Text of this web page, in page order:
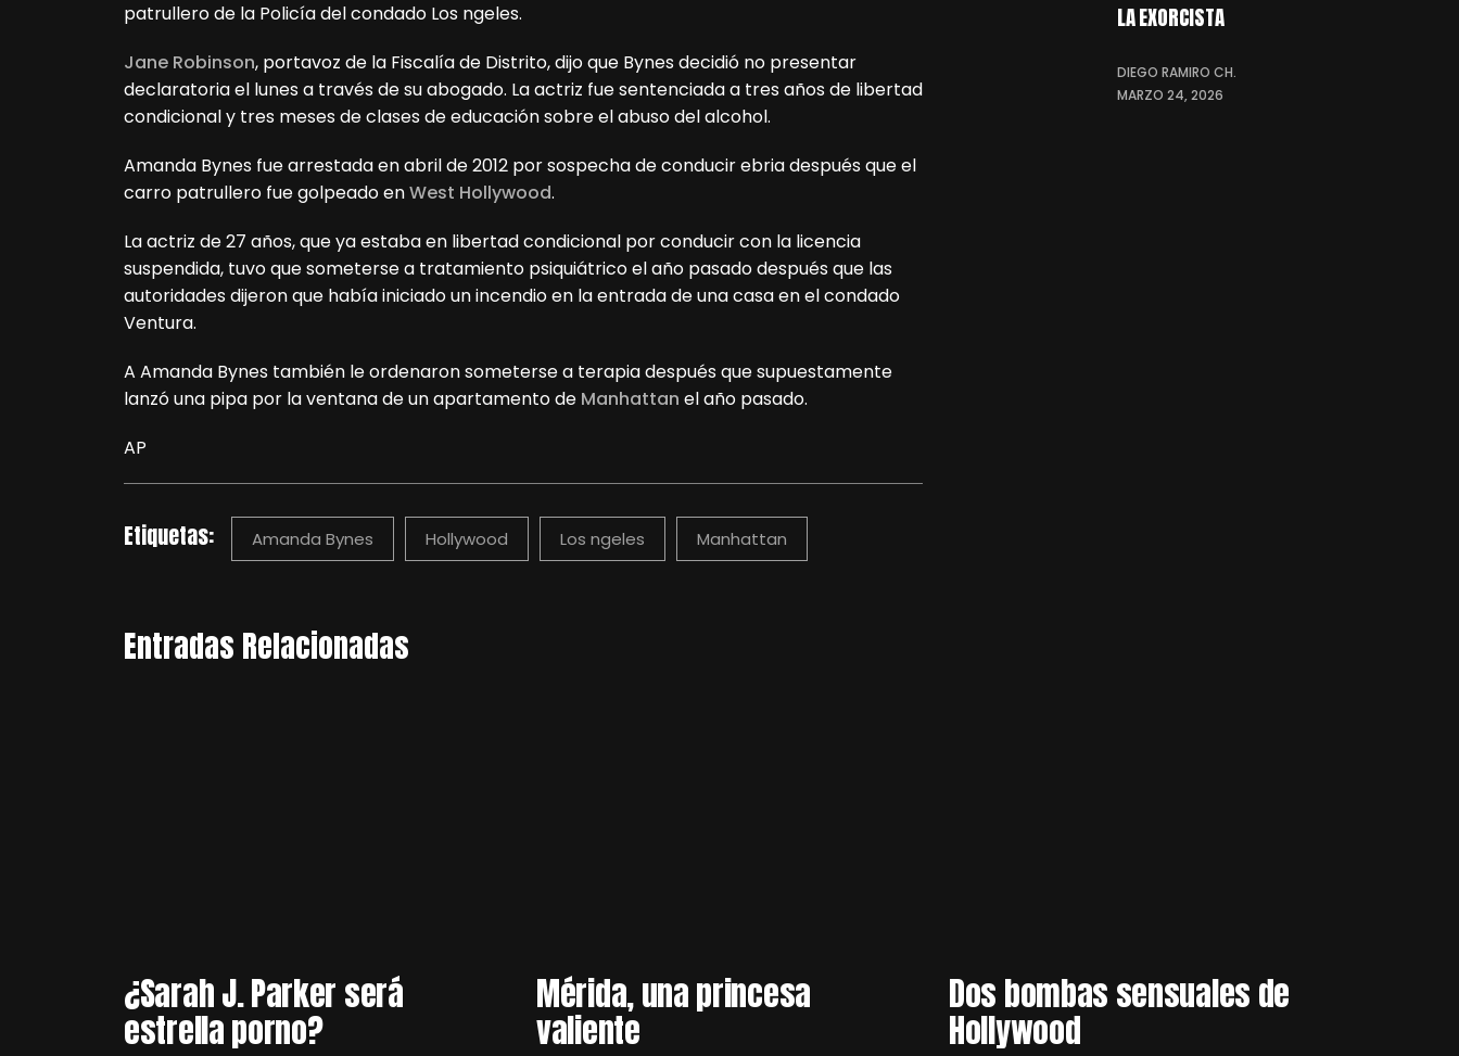
patrullero de la Policía del condado Los ngeles.
Jane Robinson, portavoz de la Fiscalía de Distrito, dijo que Bynes decidió no presentar
declaratoria el lunes a través de su abogado. La actriz fue sentenciada a tres años de libertad
condicional y tres meses de clases de educación sobre el abuso del alcohol.
Amanda Bynes fue arrestada en abril de 2012 por sospecha de conducir ebria después que el
carro patrullero fue golpeado enWest Hollywood.
La actriz de 27 años, que ya estaba en libertad condicional por conducir con la licencia
suspendida, tuvo que someterse a tratamiento psiquiátrico el año pasado después que las
autoridades dijeron que había iniciado un incendio en la entrada de una casa en el condado
Ventura.
A Amanda Bynes también le ordenaron someterse a terapia después que supuestamente
lanzó una pipa por la ventana de un apartamento de Manhattan el año pasado.
AP
Etiquetas: Amanda Bynes Hollywood Los ngeles Manhattan
LA EXORCISTA
DIEGO RAMIRO CH.
MARZO 24, 2026
Entradas Relacionadas
¿Sarah J. Parker será
estrella porno?
Mérida, una princesa
valiente
Dos bombas sensuales de
Hollywood